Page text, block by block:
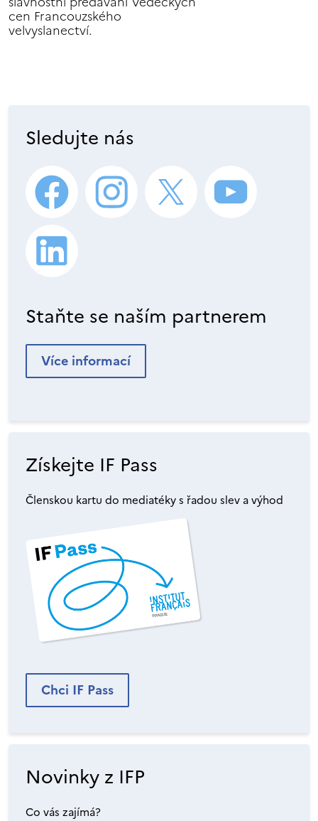
cen Francouzského
velvyslanectví.
Sledujte nás
Staňte se naším partnerem
Více informací
Získejte IF Pass
Členskou kartu do mediatéky s řadou slev a výhod
Chci IF Pass
Novinky z IFP
Co vás zajímá?